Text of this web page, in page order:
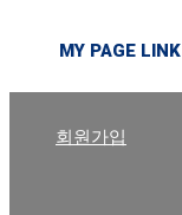
MY PAGE LINK
회원가입